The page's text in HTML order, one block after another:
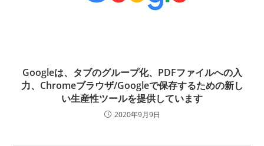
Googleは、タブのグループ化、PDFファイルへの入
力、Chromeブラウザ/Googleで保存するための新し
い生産性ツールを提供しています
2020年9月9日